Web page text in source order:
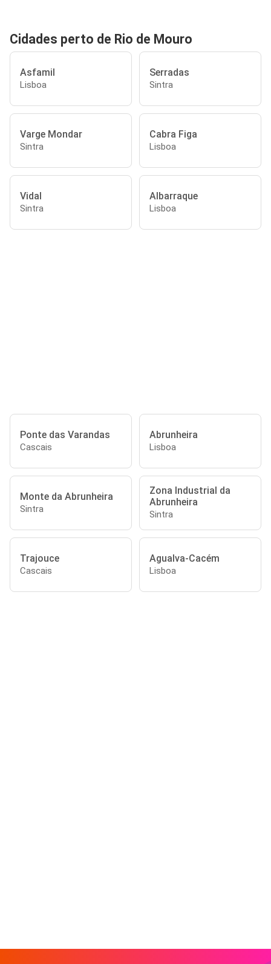
Cidades perto de Rio de Mouro
Asfamil
Lisboa
Serradas
Sintra
Varge Mondar
Sintra
Cabra Figa
Lisboa
Vidal
Sintra
Albarraque
Lisboa
Ponte das Varandas
Cascais
Abrunheira
Lisboa
Monte da Abrunheira
Sintra
Zona Industrial da
Abrunheira
Sintra
Trajouce
Cascais
Agualva-Cacém
Lisboa